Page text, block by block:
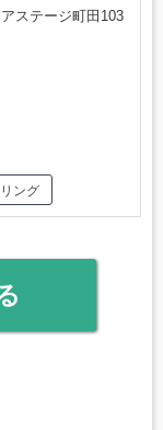
ステージ町田103
ング